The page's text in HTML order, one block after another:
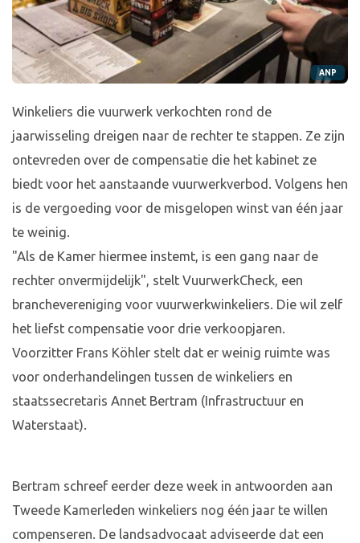
ANP
Winkeliers die vuurwerk verkochten rond de
jaarwisseling dreigen naar de rechter te stappen. Ze zijn
ontevreden over de compensatie die het kabinet ze
biedt voor het aanstaande vuurwerkverbod. Volgens hen
is de vergoeding voor de misgelopen winst van één jaar
te weinig.
"Als de Kamer hiermee instemt, is een gang naar de
rechter onvermijdelijk", stelt VuurwerkCheck, een
branchevereniging voor vuurwerkwinkeliers. Die wil zelf
het liefst compensatie voor drie verkoopjaren.
Voorzitter Frans Köhler stelt dat er weinig ruimte was
voor onderhandelingen tussen de winkeliers en
staatssecretaris Annet Bertram (Infrastructuur en
Waterstaat).
Bertram schreef eerder deze week in antwoorden aan
Tweede Kamerleden winkeliers nog één jaar te willen
compenseren. De landsadvocaat adviseerde dat een